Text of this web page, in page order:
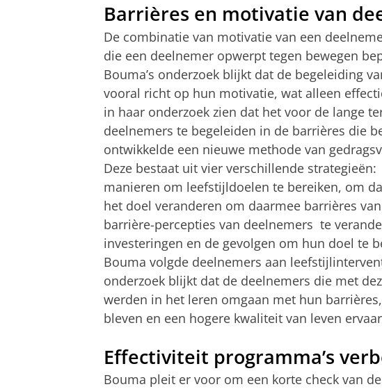
Barrières en motivatie van
De combinatie van motivatie van een
die een deelnemer opwerpt tegen bewegen
Bouma’s onderzoek blijkt dat de begeleiding
vooral richt op hun motivatie, wat alleen
in haar onderzoek zien dat het voor de lange
deelnemers te begeleiden in de barrières die
ontwikkelde een nieuwe methode van
Deze bestaat uit vier verschillende
manieren om leefstijldoelen te bereiken, om
het doel veranderen om daarmee barrières
barrière-percepties van deelnemers te
investeringen en de gevolgen om hun doel te
Bouma volgde deelnemers aan
onderzoek blijkt dat de deelnemers die met
werden in het leren omgaan met hun
bleven en een hogere kwaliteit van leven
Effectiviteit programma’s
Bouma pleit er voor om een korte check van